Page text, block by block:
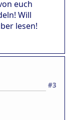
euch
Will
lesen!
#3